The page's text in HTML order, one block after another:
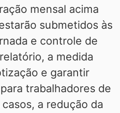
mensal acima
submetidos às
e controle de
a medida
e garantir
trabalhadores de
a redução da